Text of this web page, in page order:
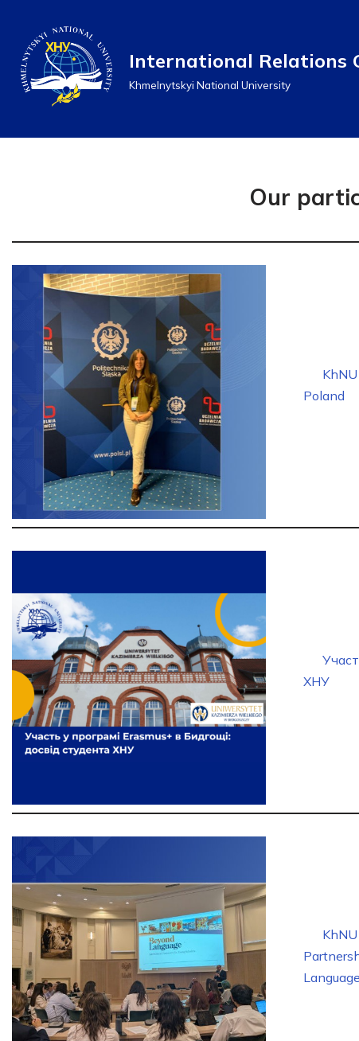
Перейти
до
вмісту
International Relations
Khmelnytskyi National University
Our
Poland
ХНУ